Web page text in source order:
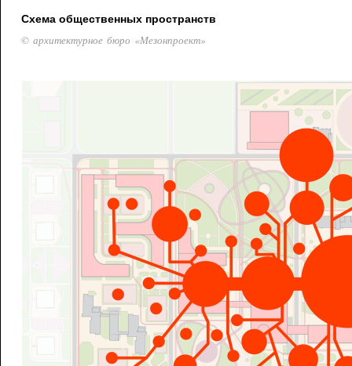
Схема общественных пространств
© архитектурное бюро «Мезонпроект»